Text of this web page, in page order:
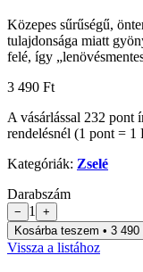
Közepes sűrűségű,
tulajdonsága miatt
felé, így
3 490 Ft
A vásárlással 232 pont
rendelésnél (1 pont = 1
Kategóriák: Zselé
Darabszám
− 1
+
Kosárba teszem • 3 490
Vissza a listához